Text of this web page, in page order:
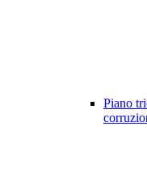
Piano